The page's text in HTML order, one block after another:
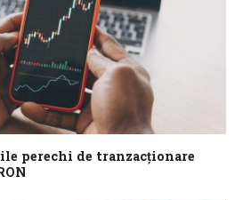
perechi de tranzacționare